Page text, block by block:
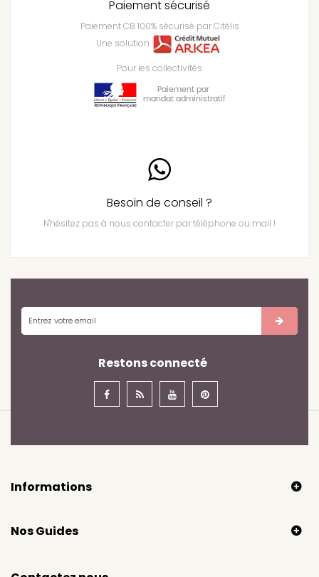
Paiement sécurisé
Paiement CB 100% sécurisé par Citélis
Une solution
Pour les collectivités
Besoin de conseil ?
N'hésitez pas à nous contacter par téléphone ou mail !
Restons connecté
Informations
Nos Guides